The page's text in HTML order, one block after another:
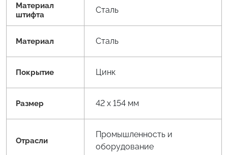
Материал
штифта
Сталь
Материал Сталь
Покрытие Цинк
Размер 42 x 154 мм
Отрасли
Промышленность и
оборудование